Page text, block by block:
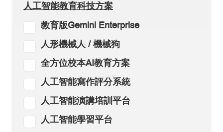
人工智能教育科技方案
教育版Gemini Enterprise
人形機械人 / 機械狗
全方位校本AI教育方案
人工智能寫作評分系統
人工智能演講培訓平台
人工智能學習平台